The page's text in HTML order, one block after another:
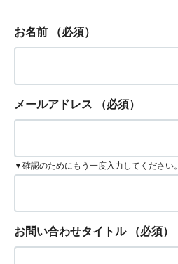
お名前 （必須）
メールアドレス （必須）
▼確認のためにもう一度入力してください。
お問い合わせタイトル （必須）